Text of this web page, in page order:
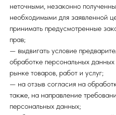
неточными, незаконно
необходимыми для заявленной
принимать предусмотренные
прав;
— выдвигать условие
обработке персональных
рынке товаров, работ и услуг;
— на отзыв согласия на
также, на направление
персональных данных;